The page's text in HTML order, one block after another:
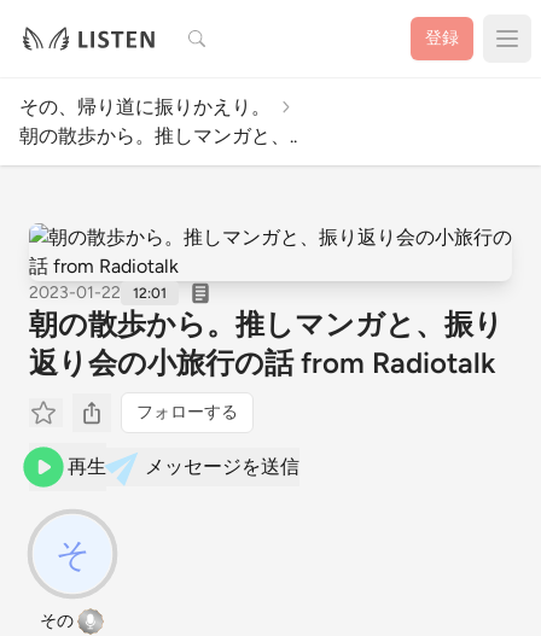
検索 登録
その、帰り道に振りかえり。
朝の散歩から。推しマンガと、..
2023-01-22 12:01
朝の散歩から。推しマンガと、振り
返り会の小旅行の話 from Radiotalk
フォローする
再生 メッセージを送信
その